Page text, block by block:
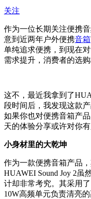
关注
作为一位长期关注便携
意到近两年户外便携音箱
单纯追求便携，到现在
需求提升，消费者的选
这不，最近我拿到了
段时间后，我发现这款
如果你也对便携音箱产
天的体验分享或许对你有
小身材里的大乾坤
作为一款便携音箱产品
HUAWEI Sound Joy 2虽
计却非常考究。其采用
10W高频单元负责清亮